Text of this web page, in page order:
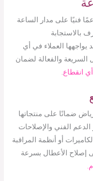
فنيًا على مدار الساعة
بالاستجابة
يواجهها العملاء في أي
والفعالة لضمان
انقطاع.
ضمانًا على منتجاتها
الدعم الفني والإصلاحات
أو أنظمة المراقبة
إصلاح الأعطال بسرعة